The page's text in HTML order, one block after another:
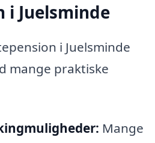
i Juelsminde
i Juelsminde
mange praktiske
Mange